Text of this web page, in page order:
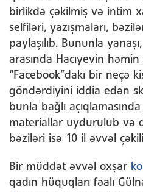
birlikdə çəkilmiş və intim
selfiləri, yazışmaları,
paylaşılıb. Bununla
arasında Hacıyevin həmin
“Facebook”dakı bir neçə
göndərdiyini iddia edən
bunla bağlı
materiallar uydurulub və
bəziləri isə 10 il əvvəl
Bir müddət əvvəl oxşar
qadın hüquqları fəalı